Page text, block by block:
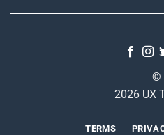
©
2026 UX
TERMS